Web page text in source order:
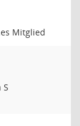
Mitglied